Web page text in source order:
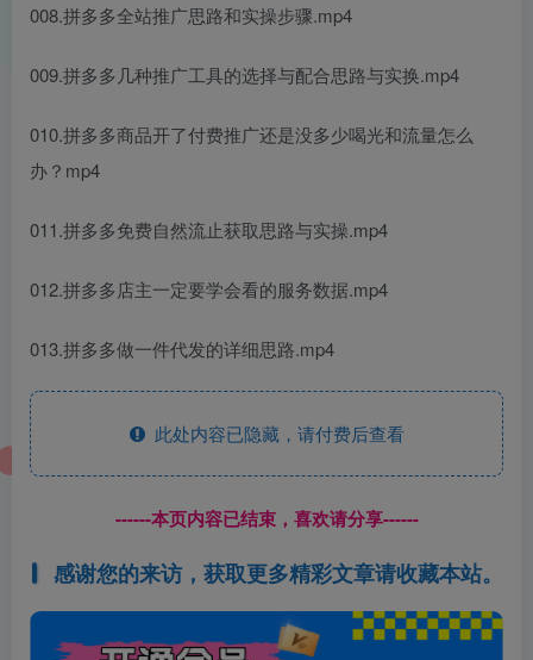
008.拼多多全站推广思路和实操步骤.mp4
009.拼多多几种推广工具的选择与配合思路与实换.mp4
010.拼多多商品开了付费推广还是没多少喝光和流量怎么
办？mp4
011.拼多多免费自然流止获取思路与实操.mp4
012.拼多多店主一定要学会看的服务数据.mp4
013.拼多多做一件代发的详细思路.mp4
此处内容已隐藏，请付费后查看
------本页内容已结束，喜欢请分享------
感谢您的来访，获取更多精彩文章请收藏本站。